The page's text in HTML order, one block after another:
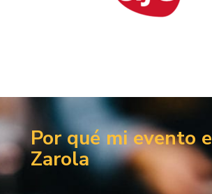
Por qué mi evento
Zarola